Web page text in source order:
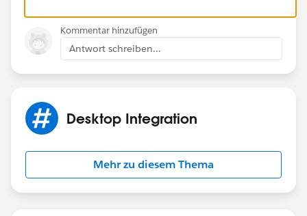
"Salesforce for Outlook" which required Microsoft
Windows 7 (64-bit and 32-bit), Vista (32-bit only), XP
(32-bit only). Also it requires Microsoft Outlook 2010
(64-bit and 32-bit) or 2007.
With this knowledge if you have a 64-bit os you'll need
Outlook 07 or 10. Myself I have a 64-bit processer
and it runs fine. So it's not so much that if you have a
64-bit capable PC, it is are you running 64-bit
Kommentar hinzufügen
Antwort schreiben...
Desktop Integration
Mehr zu diesem Thema